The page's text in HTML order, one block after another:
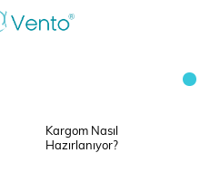
Kargom Nasıl
Hazırlanıyor?